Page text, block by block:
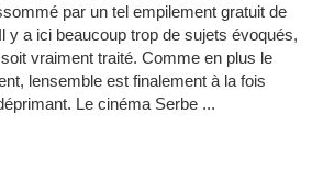
par un tel empilement gratuit de
y a ici beaucoup trop de sujets évoqués,
vraiment traité. Comme en plus le
lensemble est finalement à la fois
Le cinéma Serbe ...